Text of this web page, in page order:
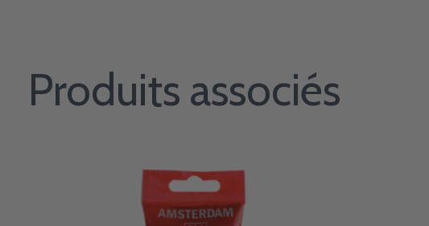
Produits associés
Carousel items